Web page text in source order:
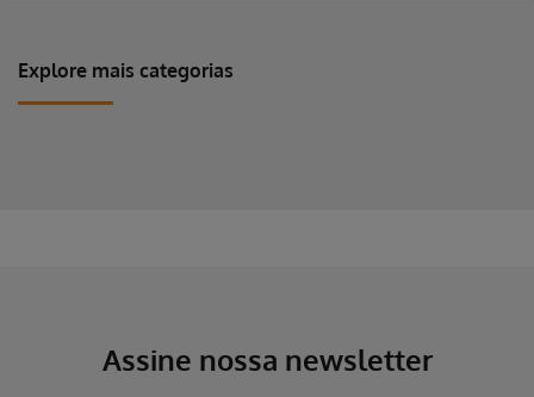
Explore mais categorias
Assine nossa newsletter